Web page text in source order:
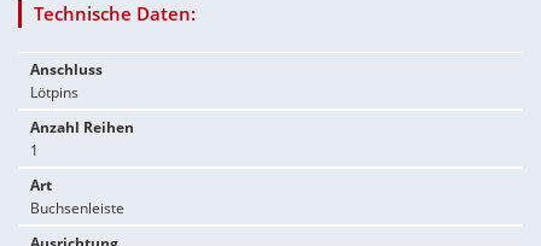
Technische Daten:
Anschluss
Lötpins
Anzahl Reihen
1
Art
Buchsenleiste